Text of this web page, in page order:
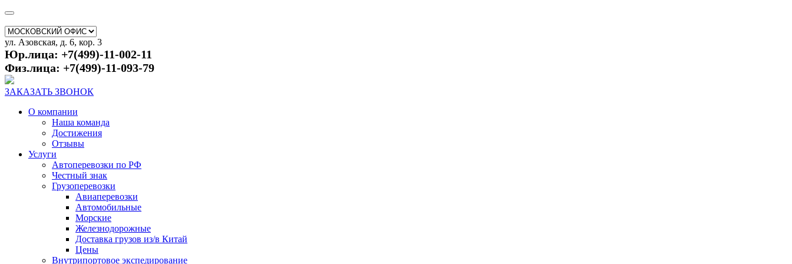
ул. Азовская, д. 6, кор. 3
Юр.лица: +7(499)-11-002-11
Физ.лица: +7(499)-11-093-79
ЗАКАЗАТЬ ЗВОНОК
О компании
Наша команда
Достижения
Отзывы
Услуги
Автоперевозки по РФ
Честный знак
Грузоперевозки
Авиаперевозки
Автомобильные
Морские
Железнодорожные
Доставка грузов из/в Китай
Цены
Внутрипортовое экспедирование